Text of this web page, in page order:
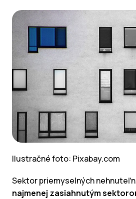
Ilustračné foto: Pixabay.com
Sektor priemyselných
najmenej zasiahnutým